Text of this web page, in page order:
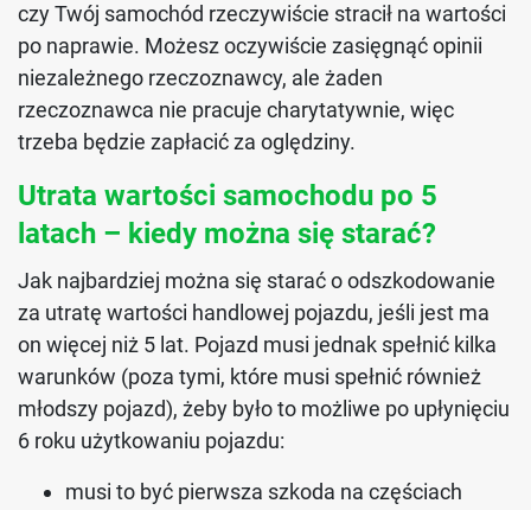
czy Twój samochód rzeczywiście stracił na wartości
po naprawie. Możesz oczywiście zasięgnąć opinii
niezależnego rzeczoznawcy, ale żaden
rzeczoznawca nie pracuje charytatywnie, więc
trzeba będzie zapłacić za oględziny.
Utrata wartości samochodu po 5
latach – kiedy można się starać?
Jak najbardziej można się starać o odszkodowanie
za utratę wartości handlowej pojazdu, jeśli jest ma
on więcej niż 5 lat. Pojazd musi jednak spełnić kilka
warunków (poza tymi, które musi spełnić również
młodszy pojazd), żeby było to możliwe po upłynięciu
6 roku użytkowaniu pojazdu:
musi to być pierwsza szkoda na częściach